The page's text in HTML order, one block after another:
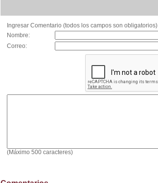
Ingresar Comentario (todos los campos son obligatorios)
Nombre:
Correo:
(Máximo 500 caracteres)